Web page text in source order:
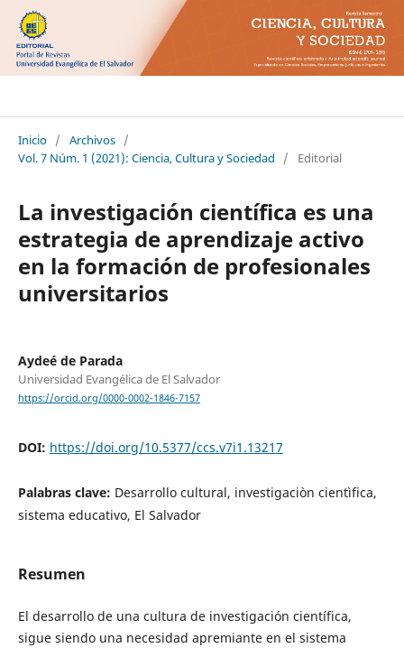
Inicio / Archivos /
Vol. 7 Núm. 1 (2021): Ciencia, Cultura y Sociedad
/ Editorial
La investigación científica es una
estrategia de aprendizaje activo
en la formación de profesionales
universitarios
Aydeé de Parada
Universidad Evangélica de El Salvador
https://orcid.org/0000-0002-1846-7157
DOI: https://doi.org/10.5377/ccs.v7i1.13217
Palabras clave: Desarrollo cultural, investigaciòn cientìfica,
sistema educativo, El Salvador
Resumen
El desarrollo de una cultura de investigación científica,
sigue siendo una necesidad apremiante en el sistema